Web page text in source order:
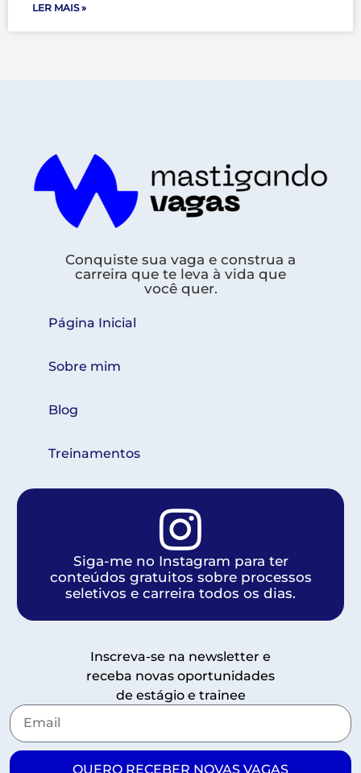
LER MAIS »
Conquiste sua vaga e construa a
carreira que te leva à vida que
você quer.
Página Inicial
Sobre mim
Blog
Treinamentos
Siga-me no Instagram para ter
conteúdos gratuitos sobre processos
seletivos e carreira todos os dias.
Inscreva-se na newsletter e
receba novas oportunidades
de estágio e trainee
QUERO RECEBER NOVAS VAGAS